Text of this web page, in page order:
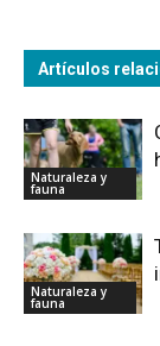
Artículos
Naturaleza y
fauna
Naturaleza y
fauna